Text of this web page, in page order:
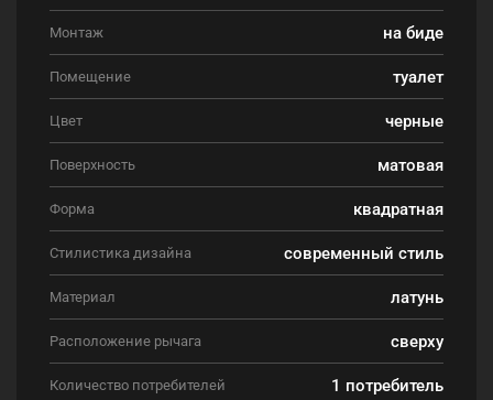
Монтаж на биде
Помещение туалет
Цвет черные
Поверхность матовая
Форма квадратная
Стилистика дизайна современный стиль
Материал латунь
Расположение рычага сверху
Количество потребителей 1 потребитель